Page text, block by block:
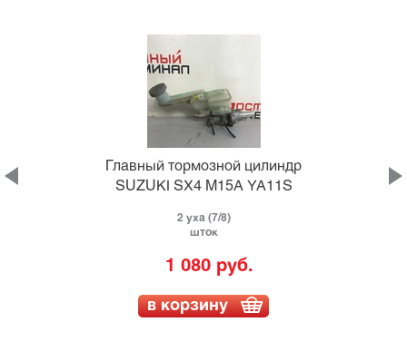
Главный тормозной цилиндр
SUZUKI SX4 M15A YA11S
2 уха (7/8)
шток
1 080 руб.
в корзину